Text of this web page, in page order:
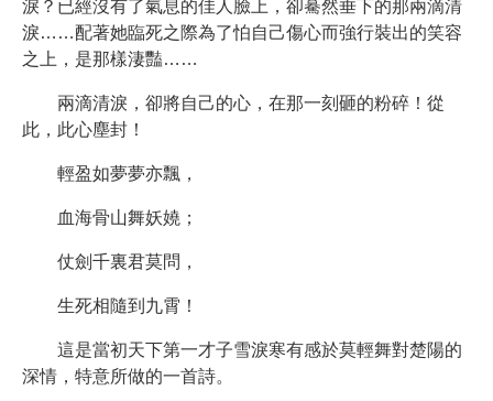
淚？已經沒有了氣息的佳人臉上，卻驀然垂下的那兩滴清
淚……配著她臨死之際為了怕自己傷心而強行裝出的笑容
之上，是那樣淒豔……
兩滴清淚，卻將自己的心，在那一刻砸的粉碎！從
此，此心塵封！
輕盈如夢夢亦飄，
血海骨山舞妖嬈；
仗劍千裏君莫問，
生死相隨到九霄！
這是當初天下第一才子雪淚寒有感於莫輕舞對楚陽的
深情，特意所做的一首詩。